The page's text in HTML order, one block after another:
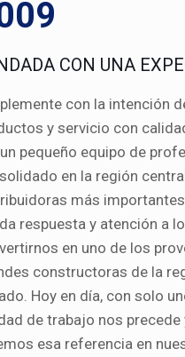
CON UNA
con la intención
y servicio con
pequeño equipo de
en la región
más
respuesta y atención a
en uno de los
constructoras de la
Hoy en día, con solo
de trabajo nos
esa referencia en